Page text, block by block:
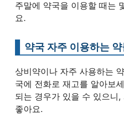
주말에 약국을 이용할 때는
요.
약국 자주 이용하는
상비약이나 자주 사용하는
국에 전화로 재고를 알아보
되는 경우가 있을 수 있으니,
좋아요.